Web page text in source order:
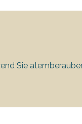
Sie